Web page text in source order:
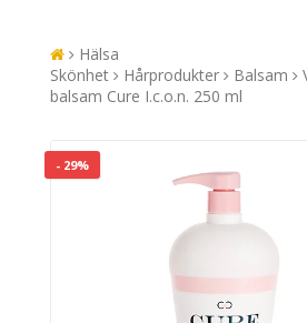
Hälsa
Skönhet
Hårprodukter Balsam
balsam Cure I.c.o.n. 250 ml
- 29%